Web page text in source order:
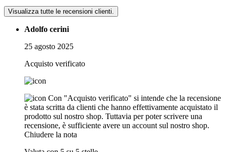
Visualizza tutte le recensioni clienti.
Adolfo cerini
25 agosto 2025
Acquisto verificato
Con "Acquisto verificato" si intende che la recensione
è stata scritta da clienti che hanno effettivamente acquistato il
prodotto sul nostro shop. Tuttavia per poter scrivere una
recensione, è sufficiente avere un account sul nostro shop.
Chiudere la nota